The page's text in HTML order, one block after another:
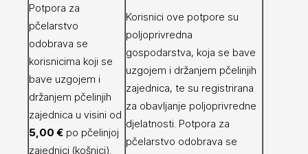
Potpora za
pčelarstvo
odobrava se
korisnicima koji se
bave uzgojem i
držanjem pčelinjih
zajednica u visini od
5,00 € po pčelinjoj
zajednici (košnici).
Korisnici ove potpore su
poljoprivredna
gospodarstva, koja se bave
uzgojem i držanjem pčelinjih
zajednica, te su registrirana
za obavljanje poljoprivredne
djelatnosti. Potpora za
pčelarstvo odobrava se